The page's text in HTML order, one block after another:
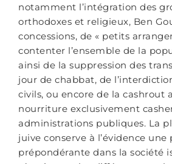
notamment l’intégration des
orthodoxes et religieux, Ben
concessions, de « petits
contenter l’ensemble de la
ainsi de la suppression des
jour de chabbat, de
civils, ou encore de la cashrout
nourriture exclusivement
administrations publiques. La
juive conserve à l’évidence une
prépondérante dans la société